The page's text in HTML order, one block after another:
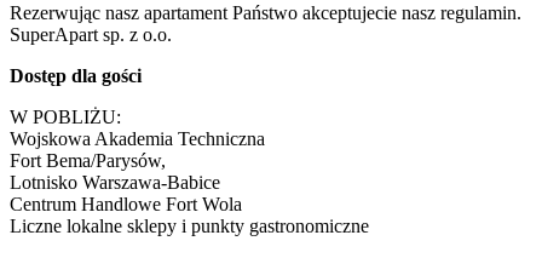
Rezerwując nasz apartament Państwo akceptujecie nasz regulamin.
SuperApart sp. z o.o.
Dostęp dla gości
W POBLIŻU:
Wojskowa Akademia Techniczna
Fort Bema/Parysów,
Lotnisko Warszawa-Babice
Centrum Handlowe Fort Wola
Liczne lokalne sklepy i punkty gastronomiczne